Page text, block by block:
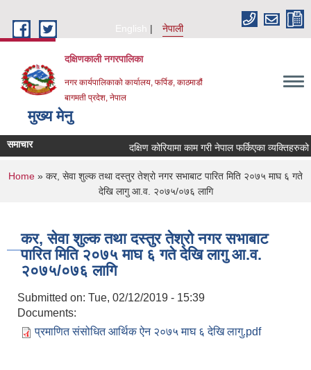
English
नेपाली
दक्षिणकाली नगरपालिका
नगर कार्यपालिकाको कार्यालय, फर्पिङ, काठमाडौं
बागमती प्रदेश, नेपाल
मुख्य मेनु
समाचार दक्षिण कोरियामा काम गरी नेपाल फर्किएका
You are here
Home » कर, सेवा शुल्क तथा दस्तुर तेश्रो नगर सभाबाट पारित मिति २०७५ माघ ६ गते
देखि लागु आ.व. २०७५/०७६ लागि​
कर, सेवा शुल्क तथा दस्तुर तेश्रो नगर सभाबाट
पारित मिति २०७५ माघ ६ गते देखि लागु आ.व.
२०७५/०७६ लागि​
Submitted on: Tue, 02/12/2019 - 15:39
Documents:
प्रमाणित संसोधित आर्थिक ऐन २०७५ माघ ६ देखि लागु.pdf